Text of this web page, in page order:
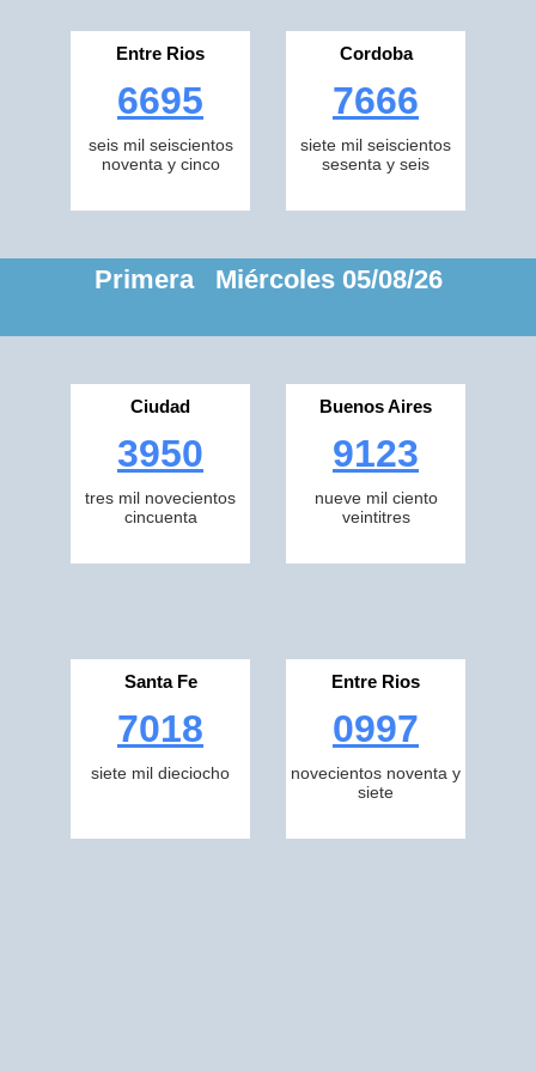
Entre Rios
6695
seis mil seiscientos
noventa y cinco
Cordoba
7666
siete mil seiscientos
sesenta y seis
Primera Miércoles 05/08/26
Ciudad
3950
tres mil novecientos
cincuenta
Buenos Aires
9123
nueve mil ciento
veintitres
Santa Fe
7018
siete mil dieciocho
Entre Rios
0997
novecientos noventa y
siete